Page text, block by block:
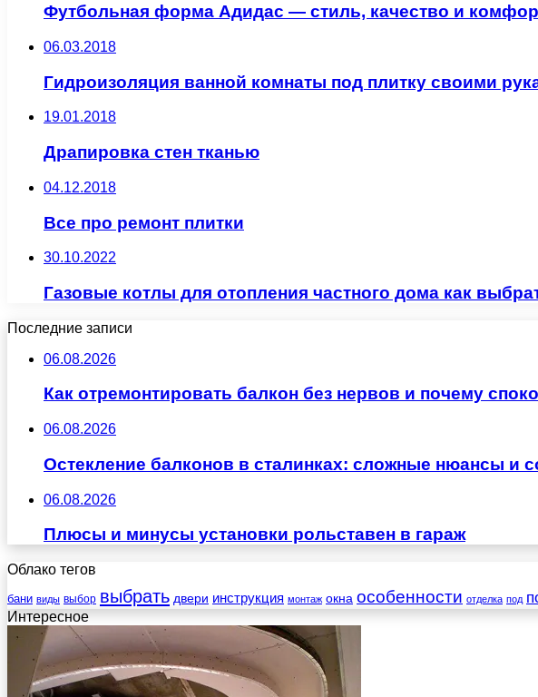
Футбольная форма Адидас — стиль, качество и
06.03.2018
Гидроизоляция ванной комнаты под плитку своими
19.01.2018
Драпировка стен тканью
04.12.2018
Все про ремонт плитки
30.10.2022
Газовые котлы для отопления частного дома как
Последние записи
06.08.2026
Как отремонтировать балкон без нервов и почему
06.08.2026
Остекление балконов в сталинках: сложные нюансы и
06.08.2026
Плюсы и минусы установки рольставен в гараж
Облако тегов
бани виды выбор выбрать двери инструкция монтаж окна особенности отделка под
Интересное